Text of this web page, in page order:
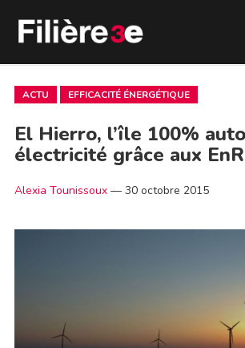
ACTU EFFICACITÉ ÉNERGÉTIQUE
El Hierro, l’île 100%
électricité grâce aux EnR
Alexia Tounissoux— 30 octobre 2015